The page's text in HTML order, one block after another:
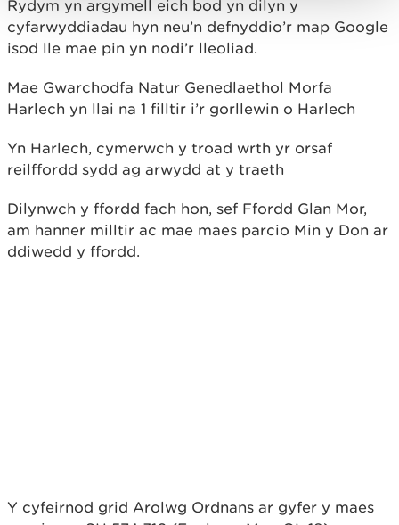
Rydym yn argymell eich bod yn dilyn y
cyfarwyddiadau hyn neu’n defnyddio’r map Google
isod lle mae pin yn nodi’r lleoliad.
Mae Gwarchodfa Natur Genedlaethol Morfa
Harlech yn llai na 1 filltir i’r gorllewin o Harlech
Yn Harlech, cymerwch y troad wrth yr orsaf
reilffordd sydd ag arwydd at y traeth
Dilynwch y ffordd fach hon, sef Ffordd Glan Mor,
am hanner milltir ac mae maes parcio Min y Don ar
ddiwedd y ffordd.
Y cyfeirnod grid Arolwg Ordnans ar gyfer y maes